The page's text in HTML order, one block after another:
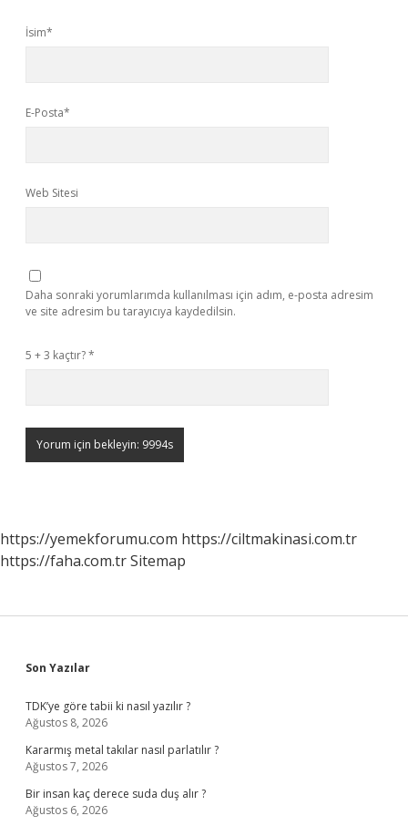
İsim*
E-Posta*
Web Sitesi
Daha sonraki yorumlarımda kullanılması için adım, e-posta adresim
ve site adresim bu tarayıcıya kaydedilsin.
5 + 3 kaçtır?*
https://yemekforumu.com https://ciltmakinasi.com.tr
https://faha.com.trSitemap
Sidebar
Son Yazılar
TDK’ye göre tabii ki nasıl yazılır ?
Ağustos 8, 2026
Kararmış metal takılar nasıl parlatılır ?
Ağustos 7, 2026
Bir insan kaç derece suda duş alır ?
Ağustos 6, 2026